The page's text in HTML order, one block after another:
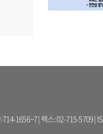
1656~7 | 팩스: 02-715-5709 |